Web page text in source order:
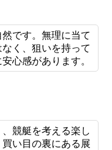
です。無理に当て
く、狙いを持って
心感があります。
競艇を考える楽し
い目の裏にある展